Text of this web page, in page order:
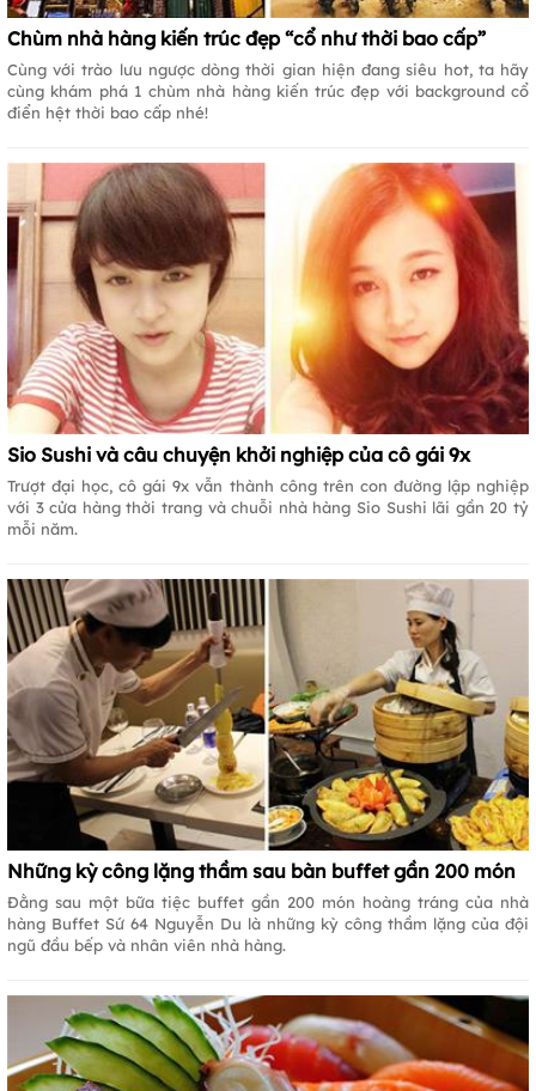
Chùm nhà hàng kiến trúc đẹp “cổ như thời bao cấp”
Cùng với trào lưu ngược dòng thời gian hiện đang siêu hot, ta hãy
cùng khám phá 1 chùm nhà hàng kiến trúc đẹp với background cổ
điển hệt thời bao cấp nhé!
Sio Sushi và câu chuyện khởi nghiệp của cô gái 9x
Trượt đại học, cô gái 9x vẫn thành công trên con đường lập nghiệp
với 3 cửa hàng thời trang và chuỗi nhà hàng Sio Sushi lãi gần 20 tỷ
mỗi năm.
Những kỳ công lặng thầm sau bàn buffet gần 200 món
Đằng sau một bữa tiệc buffet gần 200 món hoàng tráng của nhà
hàng Buffet Sứ 64 Nguyễn Du là những kỳ công thầm lặng của đội
ngũ đầu bếp và nhân viên nhà hàng.